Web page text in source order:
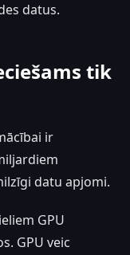
datus.
tik
ir
datu apjomi.
GPU
GPU veic